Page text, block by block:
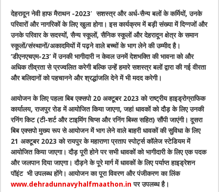
देहरादून नेवी हाफ मैराथन -2023′ सशस्त्र और अर्ध-सैन्य बलों के कर्मियों, उनके
परिवारों और नागरिकों के लिए खुला होगा। इस कार्यक्रम में बड़ी संख्या में दिग्गजों और
उनके परिवार के सदस्यों, सैन्य स्कूलों, सैनिक स्कूलों और देहरादून क्षेत्र के समान
स्कूलों/संस्थानों/अकादमियों में पढ़ने वाले बच्चों के भाग लेने की उम्मीद है।
‘डीएनएचएम-23’ में उनकी भागीदारी न केवल उनमें देशभक्ति की भावना को और
अधिक तीव्रता से प्रज्वलित करेगी बल्कि उन्हें हमारे सशस्त्र बलों द्वारा की गई वीरता
और बलिदानों को पहचानने और श्रद्धांजलि देने में भी मदद करेगी।
आयोजन के लिए पहला बिब एक्सपो 20 अक्टूबर 2023 को राष्ट्रीय हाइड्रोग्राफिक
कार्यालय, राजपुर रोड में आयोजित किया जाएगा, जहां धावकों को दौड़ के लिए उनकी
रनिंग किट (टी-शर्ट और टाइमिंग चिप्स और रनिंग बिब्स सहित) सौंपी जाएंगी। दूसरा
बिब एक्सपो मुख्य रूप से आयोजन में भाग लेने वाले बाहरी धावकों की सुविधा के लिए
21 अक्टूबर 2023 को रायपुर के महाराणा प्रताप स्पोर्ट्स कॉलेज स्टेडियम में
आयोजित किया जाएगा। दौड़ पूरी होने पर सभी धावकों को भागीदारी के लिए एक पदक
और जलपान दिया जाएगा। दौड़ने के पूरे मार्ग में धावकों के लिए पर्याप्त हाइड्रेशन
पॉइंट भी उपलब्ध होंगे। आयोजन का पूरा विवरण और पंजीकरण का लिंक
www.dehradunnavyhalfmaathon.in पर उपलब्ध है।